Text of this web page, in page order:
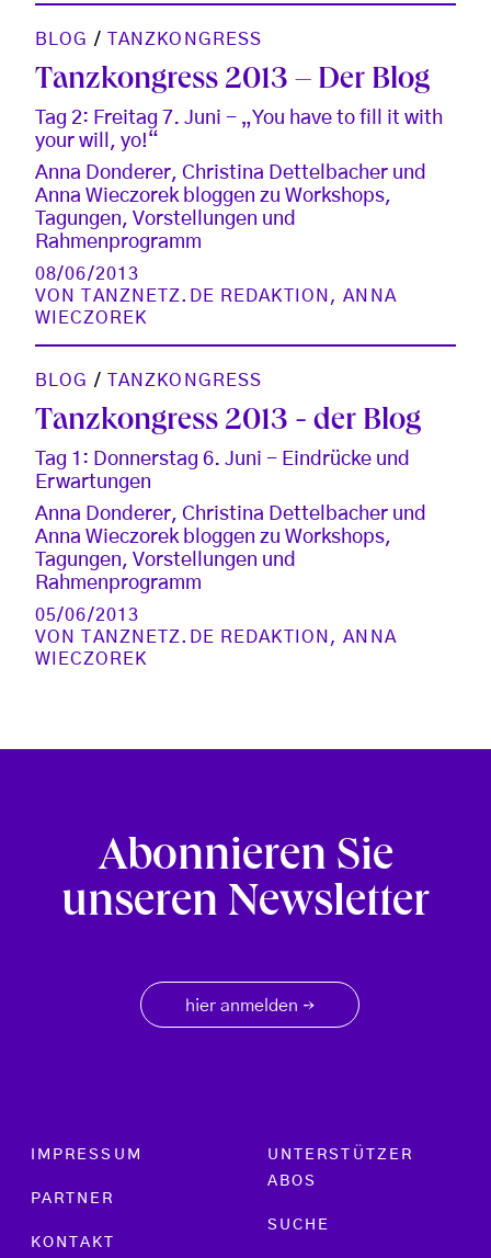
BLOG / TANZKONGRESS
Tanzkongress 2013 – Der Blog
Tag 2: Freitag 7. Juni - „You have to fill it with
your will, yo!“
Anna Donderer, Christina Dettelbacher und
Anna Wieczorek bloggen zu Workshops,
Tagungen, Vorstellungen und
Rahmenprogramm
08/06/2013
VON
TANZNETZ.DE REDAKTION ,ANNA
WIECZOREK
BLOG / TANZKONGRESS
Tanzkongress 2013 - der Blog
Tag 1: Donnerstag 6. Juni - Eindrücke und
Erwartungen
Anna Donderer, Christina Dettelbacher und
Anna Wieczorek bloggen zu Workshops,
Tagungen, Vorstellungen und
Rahmenprogramm
05/06/2013
VON
TANZNETZ.DE REDAKTION ,ANNA
WIECZOREK
Abonnieren Sie
unseren Newsletter
hier anmelden →
Footer menu
IMPRESSUM
PARTNER
KONTAKT
UNTERSTÜTZER
ABOS
SUCHE